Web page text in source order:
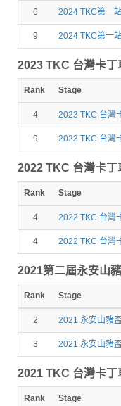
6 2024 TKC第一
9 2024 TKC第一
2023 TKC 台灣卡丁
Rank Stage
4 2023 TKC 台灣
9 2023 TKC 台灣
2022 TKC 台灣卡丁
Rank Stage
4 2022 TKC 台灣
4 2022 TKC 台灣
2021第二屆永安山
Rank Stage
2 2021 永安山豬
3 2021 永安山豬
2021 TKC 台灣卡丁
Rank Stage